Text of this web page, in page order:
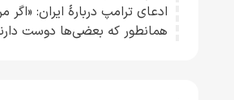
ادعای ترامپ دربارهٔ ایران: «اگر
همانطور که بعضی‌ها دوست